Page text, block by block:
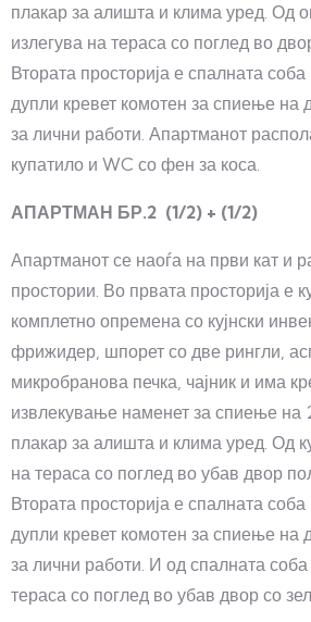
плакар за алишта и клима уред. Од
излегува на тераса со поглед во
Втората просторија е спалната
дупли кревет комотен за спиење
за лични работи. Апартманот
купатило и WC со фен за коса.
АПАРТМАН БР.2 (1/2) + (1/2)
Апартманот се наоѓа на први кат и
простории. Во првата просторија е
комплетно опремена со кујнски
фрижидер, шпорет со две рингли,
микробранова печка, чајник и има
извлекување наменет за спиење
плакар за алишта и клима уред. Од
на тераса со поглед во убав двор
Втората просторија е спалната
дупли кревет комотен за спиење
за лични работи. И од спалната
тераса со поглед во убав двор со